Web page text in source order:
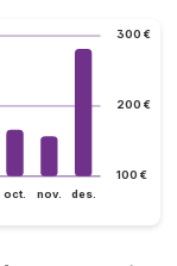
100 €
200 €
300 €
oct. nov. des.